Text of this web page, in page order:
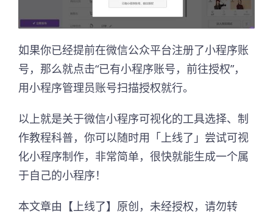
如果你已经提前在微信公众平台注册了小程序账
号，那么就点击“已有小程序账号，前往授权”，
用小程序管理员账号扫描授权就行。
以上就是关于微信小程序可视化的工具选择、制
作教程科普，你可以随时用「上线了」尝试可视
化小程序制作，非常简单，很快就能生成一个属
于自己的小程序！
本文章由【上线了】原创，未经授权，请勿转